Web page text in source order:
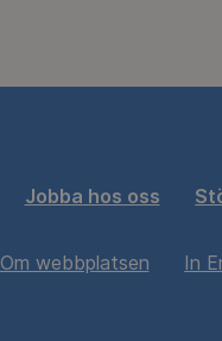
Jobba hos oss
Om webbplatsen In